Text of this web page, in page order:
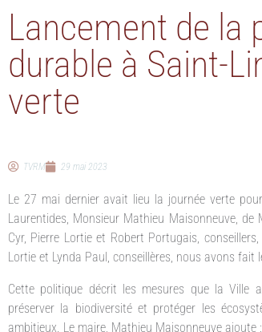
Lancement de la
durable à Saint-
verte
TVRM 29 mai 2023
Le 27 mai dernier avait lieu la journée verte
Laurentides, Monsieur Mathieu Maisonneuve,
Cyr, Pierre Lortie et Robert Portugais,
Lortie et Lynda Paul, conseillères, nous avons
Cette politique décrit les mesures que la Ville
préserver la biodiversité et protéger les
ambitieux. Le maire, Mathieu Maisonneuve ajoute :